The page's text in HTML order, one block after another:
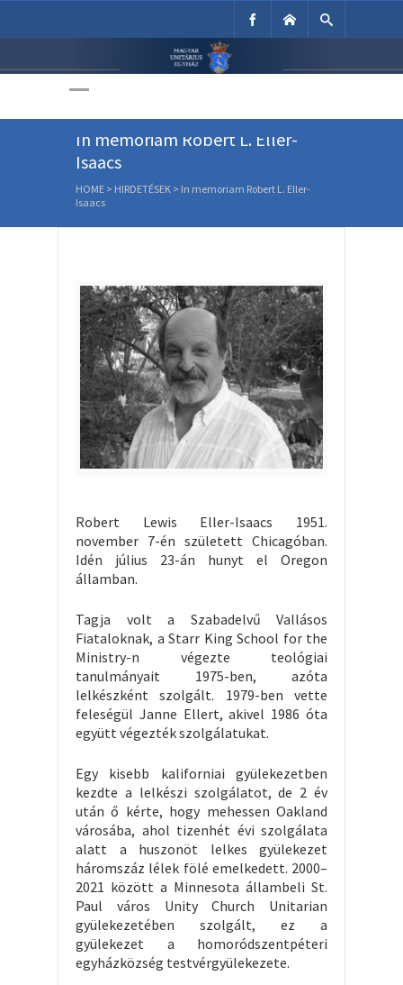
Unitárius Egyház
In memoriam Robert L. Eller-
Isaacs
HOME > HIRDETÉSEK > In memoriam Robert L. Eller-
Isaacs
Robert Lewis Eller-Isaacs 1951.
november 7-én született Chicagóban.
Idén július 23-án hunyt el Oregon
államban.
Tagja volt a Szabadelvű Vallásos
Fiataloknak, a Starr King School for the
Ministry-n végezte teológiai
tanulmányait 1975-ben, azóta
lelkészként szolgált. 1979-ben vette
feleségül Janne Ellert, akivel 1986 óta
együtt végezték szolgálatukat.
Egy kisebb kaliforniai gyülekezetben
kezdte a lelkészi szolgálatot, de 2 év
után ő kérte, hogy mehessen Oakland
városába, ahol tizenhét évi szolgálata
alatt a huszonöt lelkes gyülekezet
háromszáz lélek fölé emelkedett. 2000–
2021 között a Minnesota állambeli St.
Paul város Unity Church Unitarian
gyülekezetében szolgált, ez a
gyülekezet a homoródszentpéteri
egyházközség testvérgyülekezete.